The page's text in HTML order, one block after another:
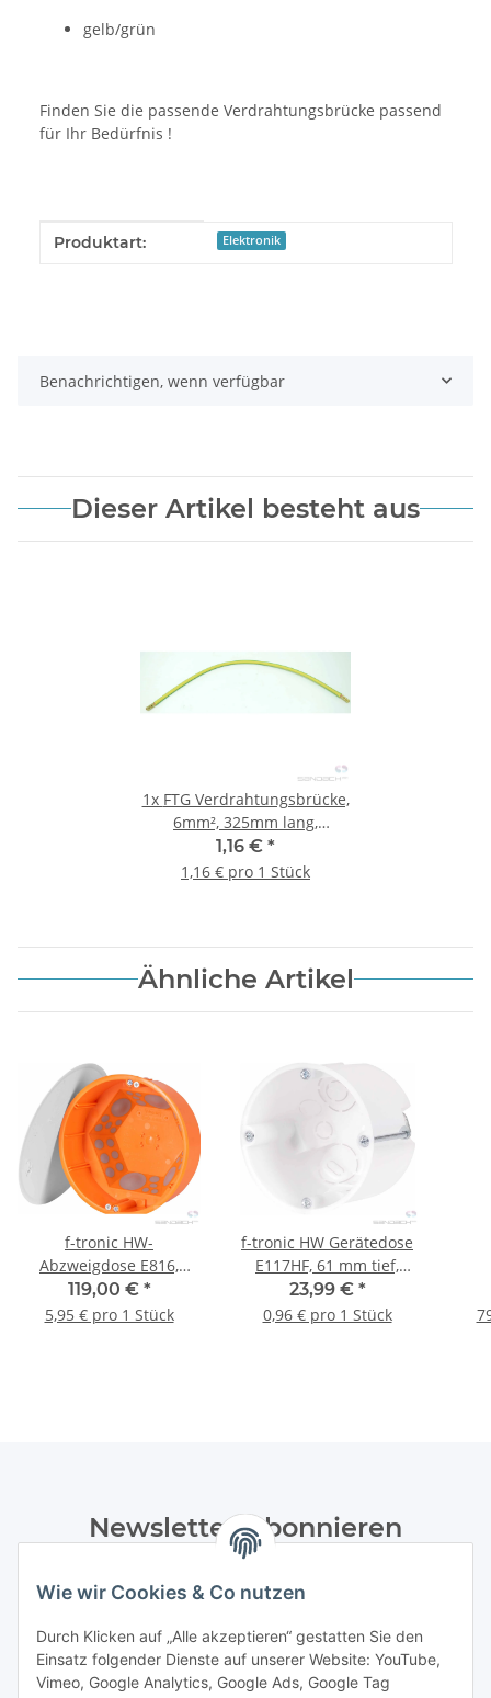
Wie wir Cookies & Co nutzen
Durch Klicken auf „Alle akzeptieren“ gestatten Sie den
Einsatz folgender Dienste auf unserer Website: YouTube,
Vimeo, Google Analytics, Google Ads, Google Tag
gelb/grün
Finden Sie die passende Verdrahtungsbrücke passend
für Ihr Bedürfnis !
Produkteigenschaft
Wert
Produktart: Elektronik
Benachrichtigen, wenn verfügbar
Dieser Artikel besteht aus
1x FTG Verdrahtungsbrücke,
6mm², 325mm lang,
grün/gelb, 2x Aderendhülse
1,16 € *
1,16 € pro 1 Stück
Ähnliche Artikel
f-tronic HW-
Abzweigdose E816,
luftdicht, Ø 120mm,
65mm tief, 20 Stück
119,00 € *
5,95 € pro 1 Stück
f-tronic HW Gerätedose
E117HF, 61 mm tief,
halogenfrei, 25 Stück
23,99 € *
0,96 € pro 1 Stück
Newsletter Abonnieren
Datenschutzerklärungregelmäßig und jederzeit widerruflich
Abonnieren